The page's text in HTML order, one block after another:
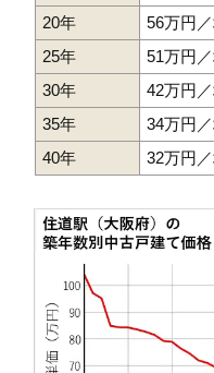
20年
56万円
25年
51万円
30年
42万円
35年
34万円
40年
32万円